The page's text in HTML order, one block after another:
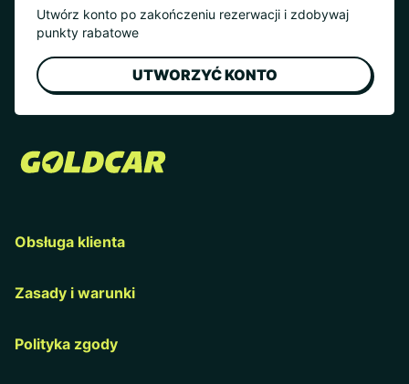
Utwórz konto po zakończeniu rezerwacji i zdobywaj
punkty rabatowe
UTWORZYĆ KONTO
Obsługa klienta
Zasady i warunki
Polityka zgody